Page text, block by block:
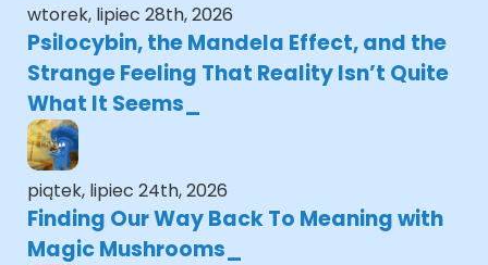
wtorek, lipiec 28th, 2026
Psilocybin, the Mandela Effect, and the
Strange Feeling That Reality Isn’t Quite
What It Seems
piątek, lipiec 24th, 2026
Finding Our Way Back To Meaning with
Magic Mushrooms